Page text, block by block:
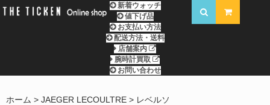
新着ウォッチ
値下げ品
お支払い方法
配送方法・送料
店舗案内
腕時計買取
お問い合わせ
ホーム JAEGER LECOULTRE レベルソ